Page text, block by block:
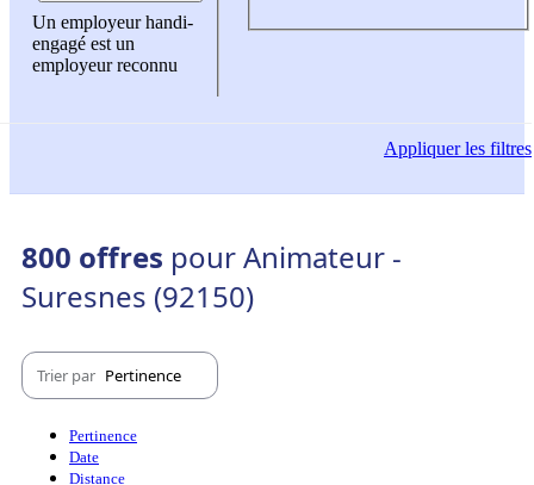
Un employeur handi-
engagé est un
employeur reconnu
Appliquerles filtres
800 offres pour Animateur -
Suresnes (92150)
Trier par Pertinence
Pertinence
Date
Distance